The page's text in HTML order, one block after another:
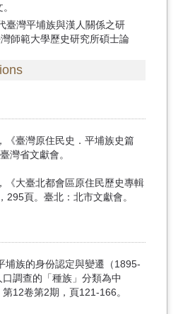
臺灣平埔族與漢人關係之研
師範大學歷史研究所碩士論
《臺灣原住民史．平埔族史篇
灣省文獻會。
《大臺北都會區原住民歷史專輯
頁。臺北：北市文獻會。
埔族的身份認定與變遷（1895-
調查的「種族」分類為中
12卷第2期，頁121-166。